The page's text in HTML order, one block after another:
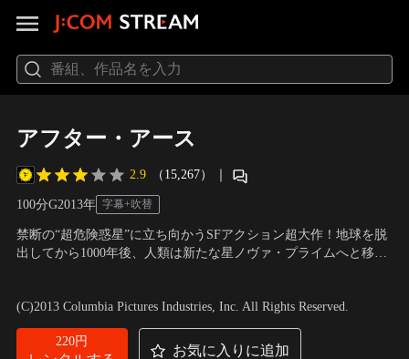
アフター・アース
2.9 （15,267） ｜
100分G2013年 字幕+吹替
禁断の“超危険惑星”に立ち向かうSFアクション超大作！地球を脱
出してから1000年後、人類は新たな星ノヴァ・プライムへと移住
は、人類を殺すよう独自に進化した“地球”だった--。
(C)2013 Columbia Pictures Industries, Inc. All Rights Reserved.
220円
お気に入りに追加